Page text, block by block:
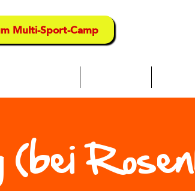
Multi-Sport-Camp